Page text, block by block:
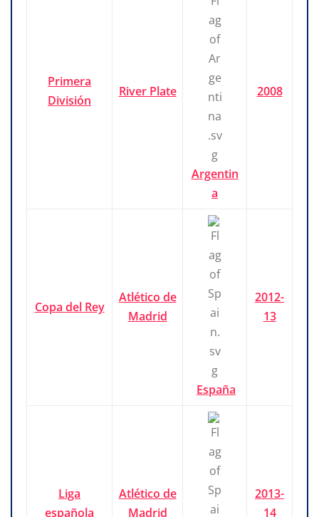
Primera
División
River Plate
Argentin
a
2008
Copa del Rey
Atlético de
Madrid
España
2012-
13
Liga
española
Atlético de
Madrid
2013-
14